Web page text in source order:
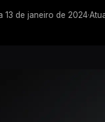
13 de janeiro de 2024·